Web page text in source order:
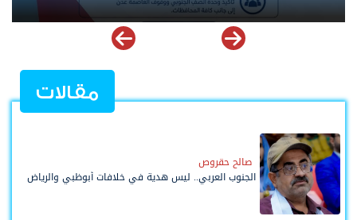
مقالات
صالح حقروص
الجنوب العربي.. ليس هدية في خلافات أبوظبي والرياض